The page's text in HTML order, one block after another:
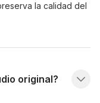
la calidad del
original?